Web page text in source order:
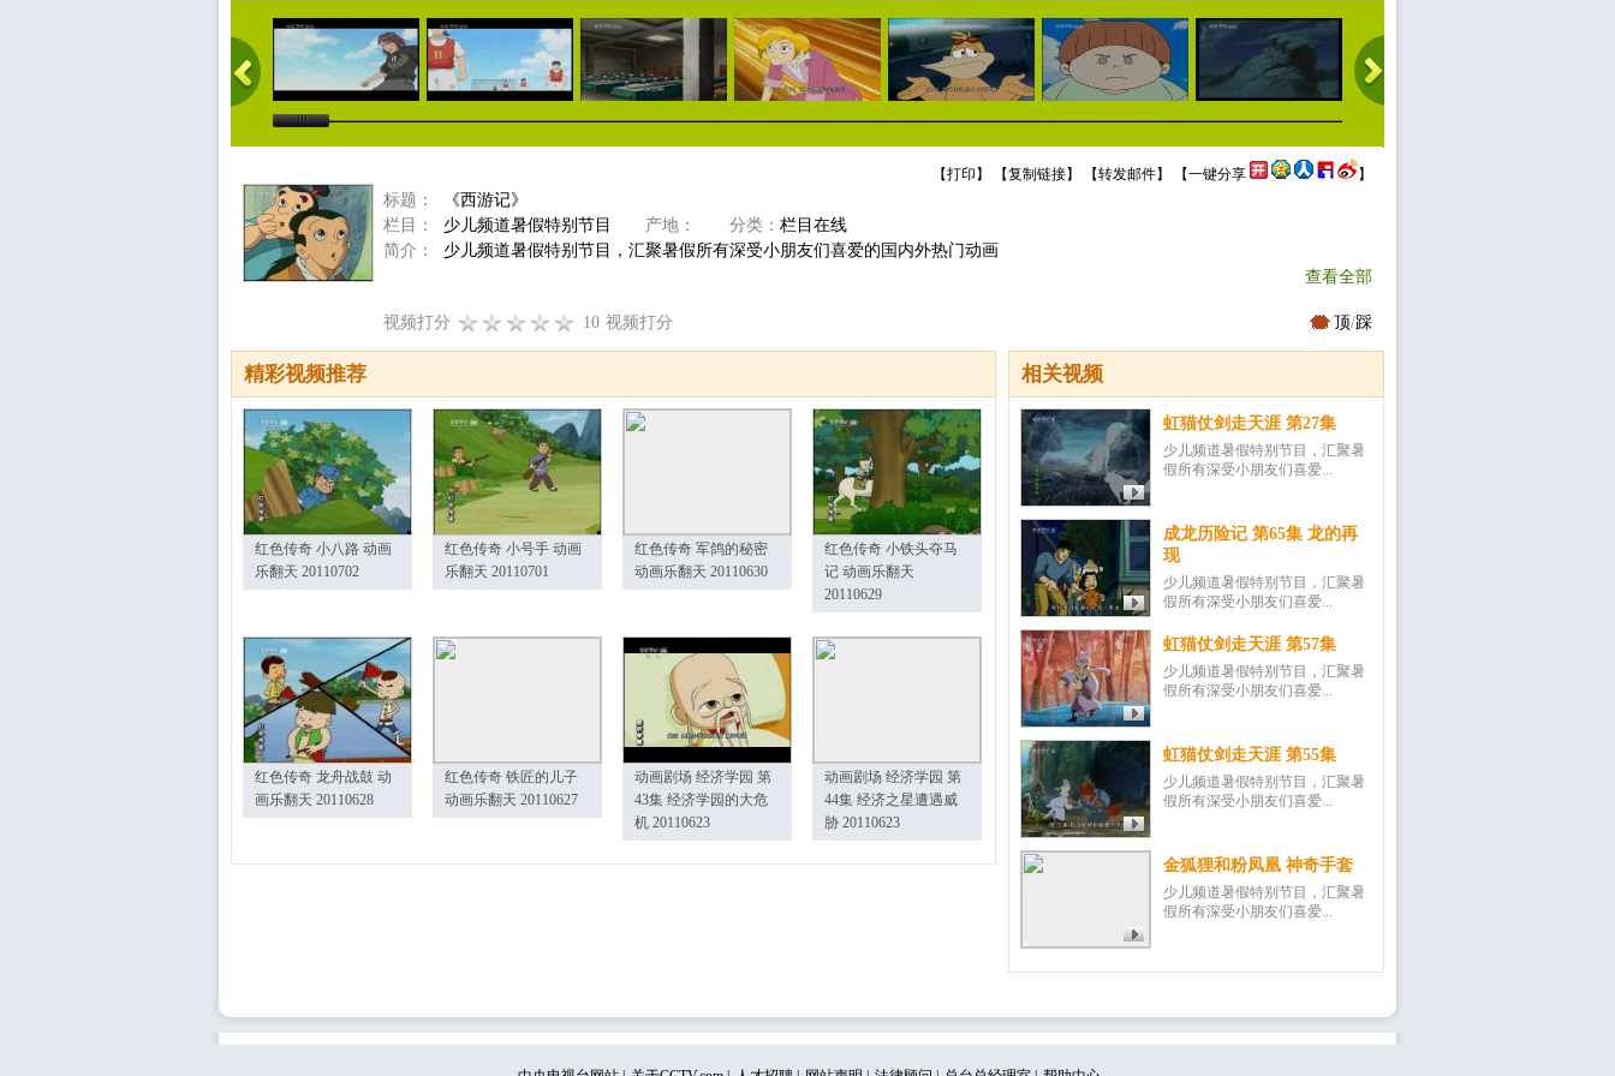
【打印 】 【复制链接】 【转发邮件】 【一键分享 】
标题：
《西游记》
栏目：
少儿频道暑假特别节目 产地： 分类： 栏目在线
简介：
少儿频道暑假特别节目，汇聚暑假所有深受小朋友们喜爱的国内外热门动画
查看全部
视频打分 10 视频打分 顶/踩
相关视频
虹猫仗剑走天涯 第27集
少儿频道暑假特别节目，汇聚暑
假所有深受小朋友们喜爱...
成龙历险记 第65集 龙的再
现
少儿频道暑假特别节目，汇聚暑
假所有深受小朋友们喜爱...
虹猫仗剑走天涯 第57集
少儿频道暑假特别节目，汇聚暑
假所有深受小朋友们喜爱...
虹猫仗剑走天涯 第55集
少儿频道暑假特别节目，汇聚暑
假所有深受小朋友们喜爱...
金狐狸和粉凤凰 神奇手套
少儿频道暑假特别节目，汇聚暑
假所有深受小朋友们喜爱...
精彩视频推荐
红色传奇 小八路 动画
乐翻天 20110702
红色传奇 小号手 动画
乐翻天 20110701
红色传奇 军鸽的秘密
动画乐翻天 20110630
红色传奇 小铁头夺马
记 动画乐翻天
20110629
红色传奇 龙舟战鼓 动
画乐翻天 20110628
红色传奇 铁匠的儿子
动画乐翻天 20110627
动画剧场 经济学园 第
43集 经济学园的大危
机 20110623
动画剧场 经济学园 第
44集 经济之星遭遇威
胁 20110623